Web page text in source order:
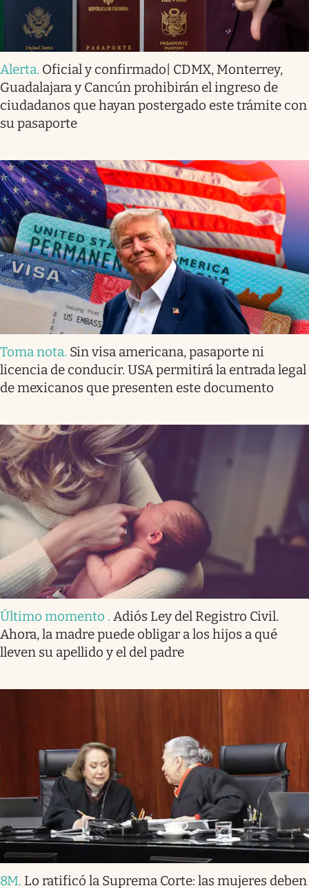
Alerta. Oficial y confirmado| CDMX, Monterrey,
Guadalajara y Cancún prohibirán el ingreso de
ciudadanos que hayan postergado este trámite con
su pasaporte
Toma nota. Sin visa americana, pasaporte ni
licencia de conducir. USA permitirá la entrada legal
de mexicanos que presenten este documento
Último momento . Adiós Ley del Registro Civil.
Ahora, la madre puede obligar a los hijos a qué
lleven su apellido y el del padre
8M. Lo ratificó la Suprema Corte: las mujeres deben